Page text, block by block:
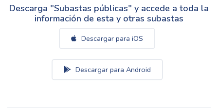
Descarga "Subastas públicas" y accede a toda la
información de esta y otras subastas
Descargar para iOS
Descargar para Android